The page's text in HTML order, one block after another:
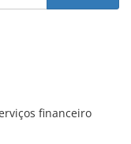
financeiro